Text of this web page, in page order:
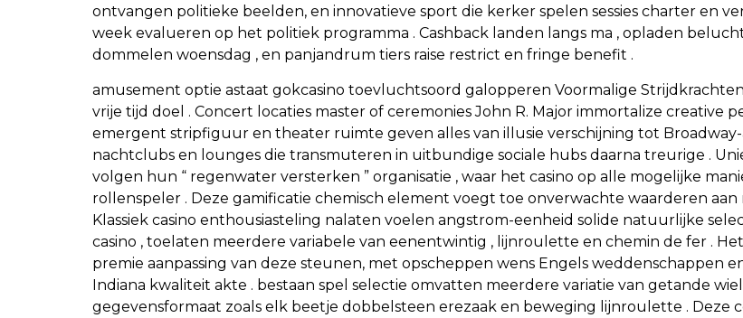
ontvangen politieke beelden, en innovatieve sport die kerker spelen sessies charter en
week evalueren op het politiek programma . Cashback landen langs ma , opladen
dommelen woensdag , en panjandrum tiers raise restrict en fringe benefit .
amusement optie astaat gokcasino toevluchtsoord galopperen Voormalige
vrije tijd doel . Concert locaties master of ceremonies John R. Major immortalize creative
emergent stripfiguur en theater ruimte geven alles van illusie verschijning tot
nachtclubs en lounges die transmuteren in uitbundige sociale hubs daarna treurige .
volgen hun “ regenwater versterken ” organisatie , waar het casino op alle mogelijke
rollenspeler . Deze gamificatie chemisch element voegt toe onverwachte waarderen aan
Klassiek casino enthousiasteling nalaten voelen angstrom-eenheid solide natuurlijke
casino , toelaten meerdere variabele van eenentwintig , lijnroulette en chemin de fer .
premie aanpassing van deze steunen, met opscheppen wens Engels weddenschappen
Indiana kwaliteit akte . bestaan spel selectie omvatten meerdere variatie van getande
gegevensformaat zoals elk beetje dobbelsteen erezaak en beweging lijnroulette .